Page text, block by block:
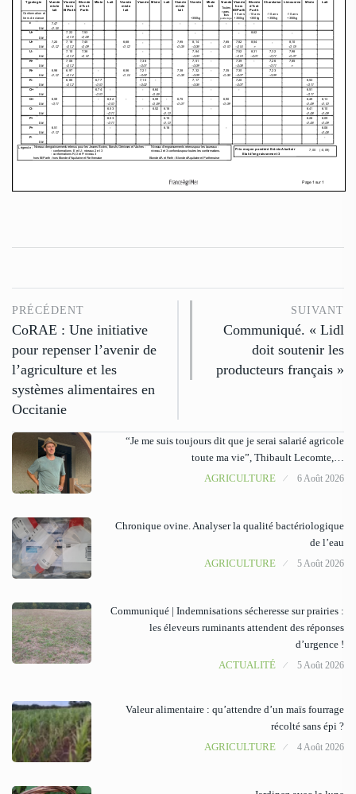
PRÉCÉDENT
CoRAE : Une initiative
pour repenser l’avenir de
l’agriculture et les
systèmes alimentaires en
Occitanie
SUIVANT
Communiqué. « Lidl
doit soutenir les
producteurs français »
“Je me suis toujours dit que je serai salarié agricole
toute ma vie”, Thibault Lecomte,…
AGRICULTURE
6 Août 2026
Chronique ovine. Analyser la qualité bactériologique
de l’eau
AGRICULTURE
5 Août 2026
Communiqué | Indemnisations sécheresse sur prairies :
les éleveurs ruminants attendent des réponses
d’urgence !
ACTUALITÉ
5 Août 2026
Valeur alimentaire : qu’attendre d’un maïs fourrage
récolté sans épi ?
AGRICULTURE
4 Août 2026